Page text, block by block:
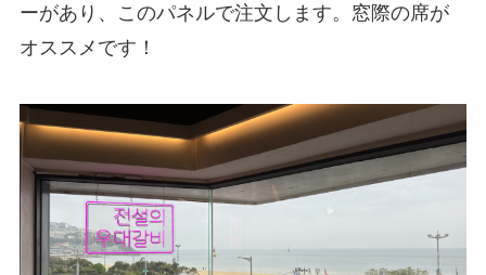
ーがあり、このパネルで注文します。窓際の席が
オススメです！